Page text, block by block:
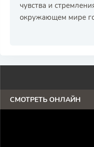
чувства и
окружающем мире
СМОТРЕТЬ ОНЛАЙН